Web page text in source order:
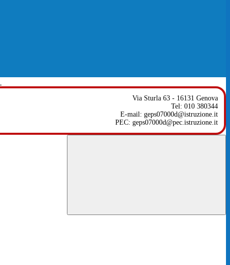
Via Sturla 63 - 16131 Genova
Tel: 010 380344
E-mail: geps07000d@istruzione.it
PEC: geps07000d@pec.istruzione.it